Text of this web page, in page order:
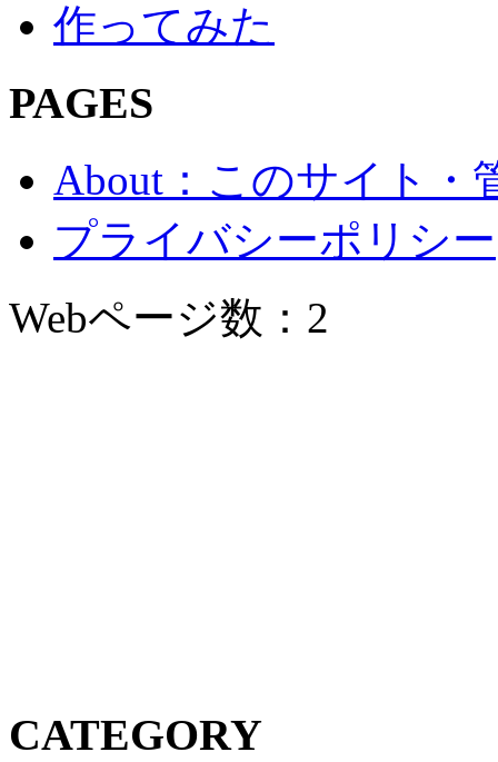
作ってみた
PAGES
About：このサイト・
プライバシーポリシー
Webページ数：2
CATEGORY